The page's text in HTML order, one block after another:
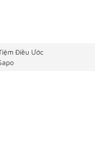
Điều Ước